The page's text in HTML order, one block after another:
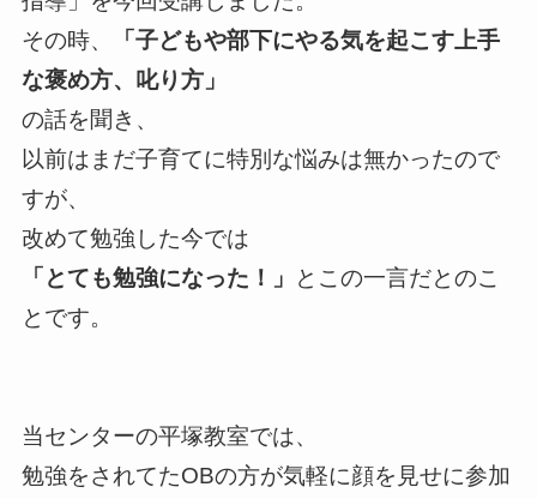
その時、
「子どもや部下にやる気を起こす上手
な褒め方、叱り方」
の話を聞き、
以前はまだ子育てに特別な悩みは無かったので
すが、
改めて勉強した今では
「とても勉強になった！」
とこの一言だとのこ
とです。
当センターの平塚教室では、
勉強をされてたOBの方が気軽に顔を見せに参加